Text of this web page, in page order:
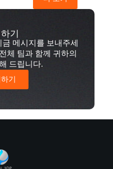
기
메시지를 보내주세
체 팀과 함께 귀하의
드립니다.
기